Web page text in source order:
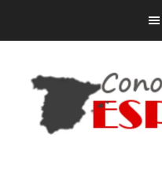
principal
lateral
principal